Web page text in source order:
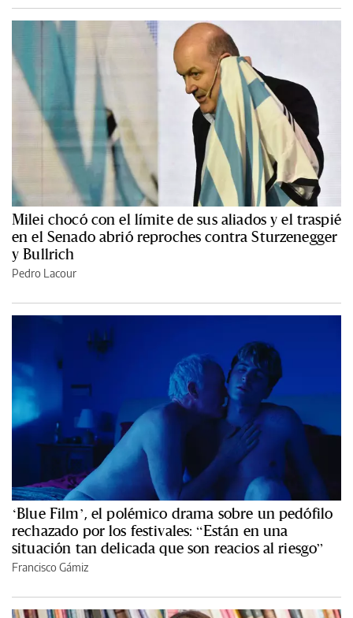
Milei chocó con el límite de sus aliados y el traspié
en el Senado abrió reproches contra Sturzenegger
y Bullrich
Pedro Lacour
‘Blue Film’, el polémico drama sobre un pedófilo
rechazado por los festivales: “Están en una
situación tan delicada que son reacios al riesgo”
Francisco Gámiz